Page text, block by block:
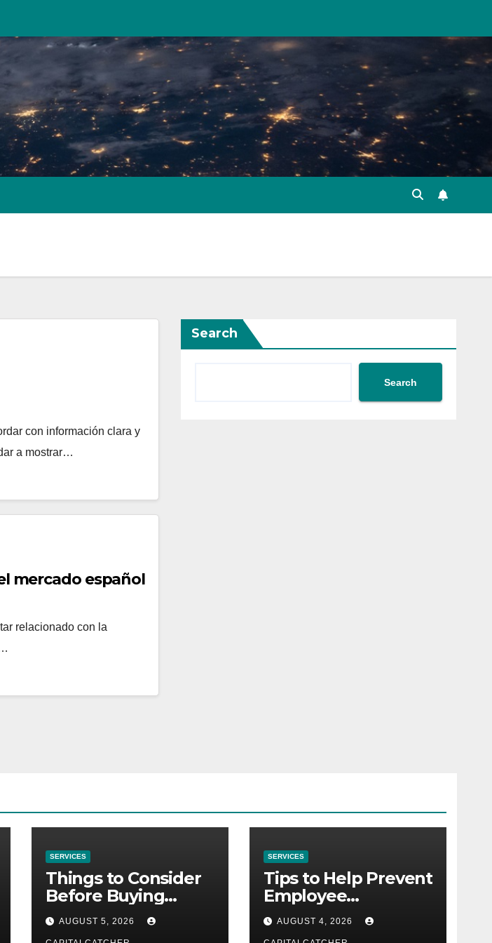
con información clara y
a mostrar…
mercado español
relacionado con la
Search
Search
SERVICES
Things to Consider
Before Buying
NexGard
AUGUST 5, 2026
SERVICES
Tips to Help Prevent
Employee
Credential Theft
AUGUST 4, 2026